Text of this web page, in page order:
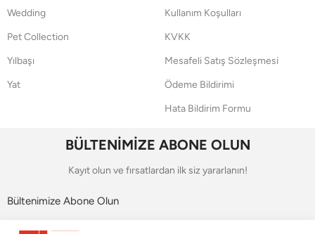
Wedding
Pet Collection
Yılbaşı
Yat
Kullanım Koşulları
KVKK
Mesafeli Satış Sözleşmesi
Ödeme Bildirimi
Hata Bildirim Formu
BÜLTENİMİZE ABONE OLUN
Kayıt olun ve fırsatlardan ilk siz yararlanın!
Bültenimize Abone Olun